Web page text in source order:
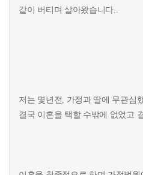
같이 버티며 살아왔습니다..
저는 몇년전, 가정과 딸에 무관심
결국 이혼을 택할 수밖에 없었고